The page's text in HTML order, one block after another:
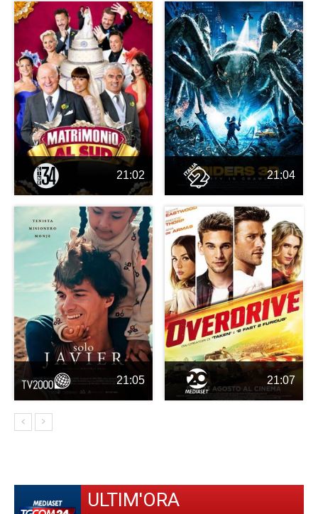
21:02 21:04
21:05 21:07
ULTIM'ORA